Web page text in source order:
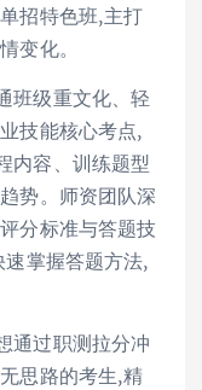
招特色班,主打
变化。
班级重文化、轻
技能核心考点,
内容、训练题型
势。师资团队深
分标准与答题技
掌握答题方法,
通过职测拉分冲
思路的考生,精